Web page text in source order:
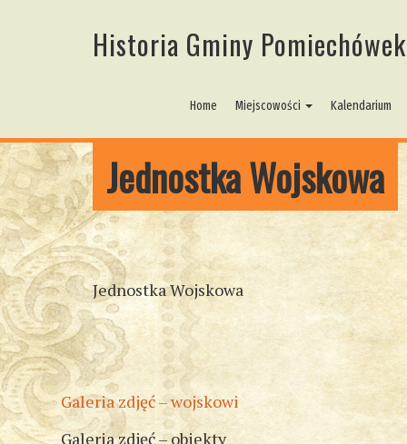
Historia Gminy Pomiechówek
Home Miejscowości Kalendarium
Jednostka Wojskowa
Jednostka Wojskowa
Galeria zdjęć – wojskowi
Galeria zdjęć – obiekty